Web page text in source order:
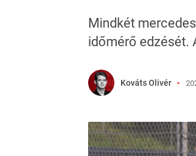
Mindkét
időmérő edzését.
Kováts Olivér